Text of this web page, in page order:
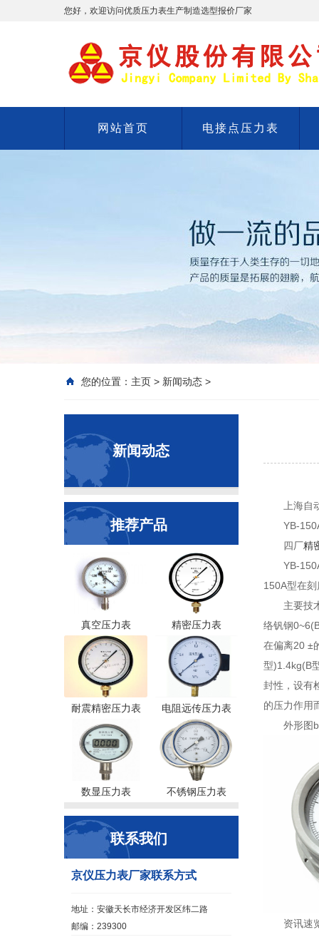
您好，欢迎访问优质压力表生产制造选型报价厂家
网站首页 电接点压力表
您的位置： 主页 > 新闻动态 >
新闻动态
推荐产品
真空压力表 精密压力表
耐震精密压力表 电阻远传压力表
数显压力表 不锈钢压力表
联系我们
京仪压力表厂家联系方式
地址：安徽天长市经济开发区纬二路
邮编：239300
上海
YB-
四厂精
YB-
150A型在
主要技
络钒钢
在偏离20 ±
型)1.4kg(B
封性，设有
的压力作用
外形图
资讯速